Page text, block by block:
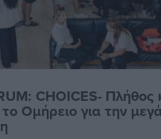
CHOICES- Πλήθος
Ομήρειο για την